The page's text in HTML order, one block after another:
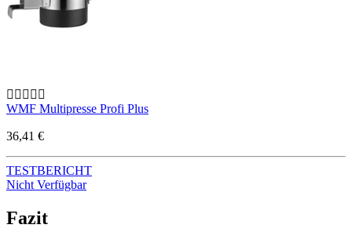
WMF Multipresse Profi Plus
36,41 €
TESTBERICHT
Nicht Verfügbar
Fazit